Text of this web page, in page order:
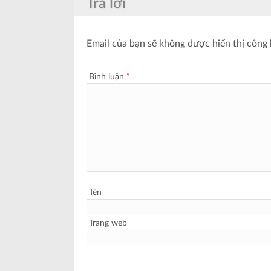
Trả lời
Email của bạn sẽ không được hiển thị công
Bình luận *
Tên
Trang web